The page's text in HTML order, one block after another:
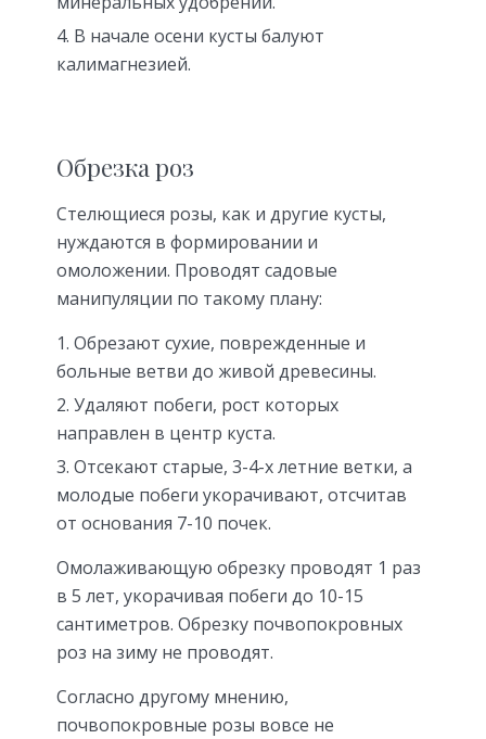
В начале осени кусты балуют
калимагнезией.
Обрезка роз
Стелющиеся розы, как и другие кусты,
нуждаются в формировании и
омоложении. Проводят садовые
манипуляции по такому плану:
Обрезают сухие, поврежденные и
больные ветви до живой древесины.
Удаляют побеги, рост которых
направлен в центр куста.
Отсекают старые, 3-4-х летние ветки, а
молодые побеги укорачивают, отсчитав
от основания 7-10 почек.
Омолаживающую обрезку проводят 1 раз
в 5 лет, укорачивая побеги до 10-15
сантиметров. Обрезку почвопокровных
роз на зиму не проводят.
Согласно другому мнению,
почвопокровные розы вовсе не